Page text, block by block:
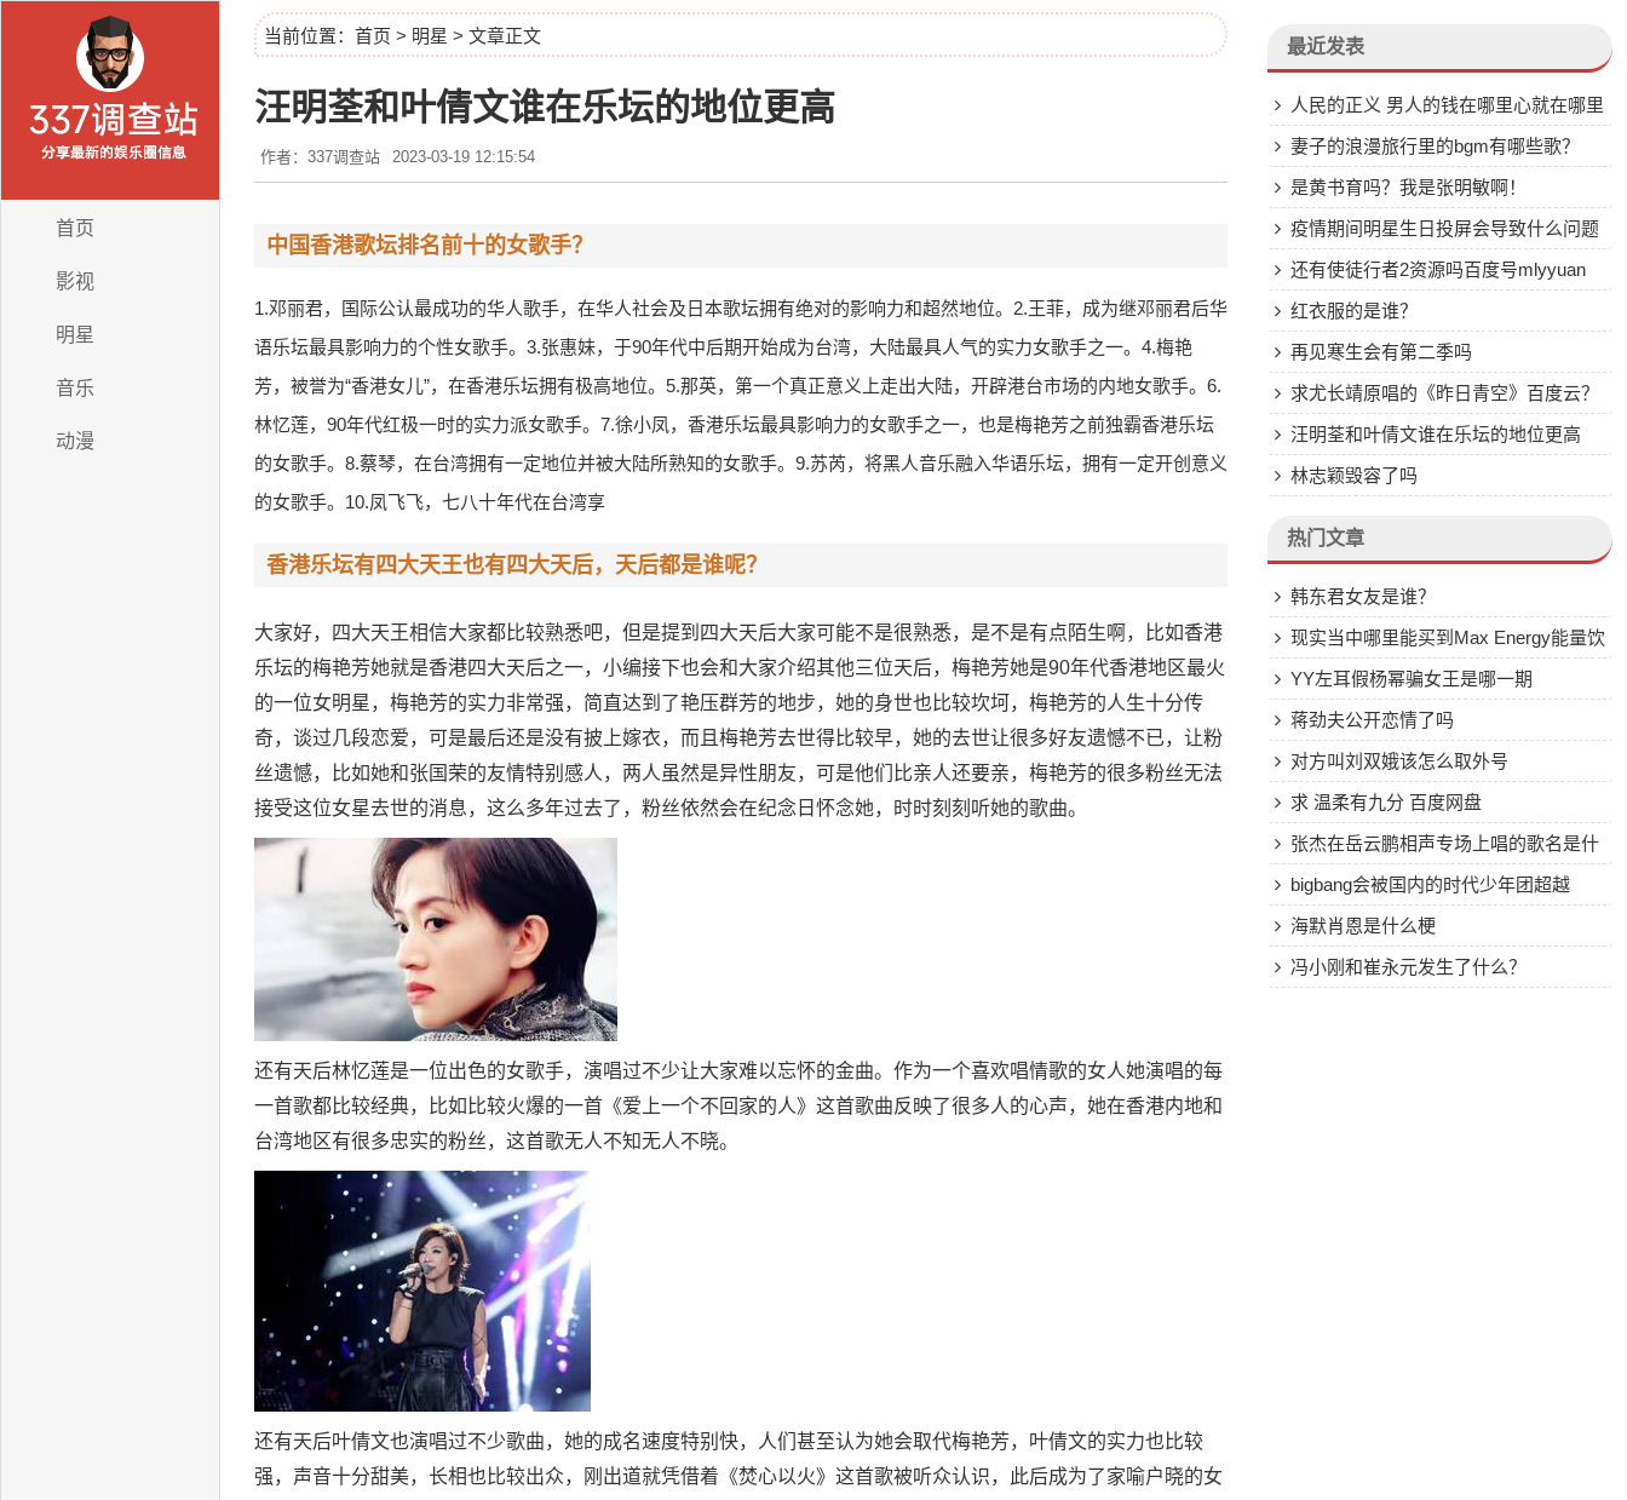
首页
影视
明星
音乐
动漫
当前位置： 首页 > 明星 > 文章正文
汪明荃和叶倩文谁在乐坛的地位更高
作者：337调查站 2023-03-19 12:15:54
中国香港歌坛排名前十的女歌手？
1.邓丽君，国际公认最成功的华人歌手，在华人社会及日本歌坛拥有绝对的影响力和超然地位。2.王菲，成为继邓丽君后华
语乐坛最具影响力的个性女歌手。3.张惠妹，于90年代中后期开始成为台湾，大陆最具人气的实力女歌手之一。4.梅艳
芳，被誉为“香港女儿”，在香港乐坛拥有极高地位。5.那英，第一个真正意义上走出大陆，开辟港台市场的内地女歌手。6.
林忆莲，90年代红极一时的实力派女歌手。7.徐小凤，香港乐坛最具影响力的女歌手之一，也是梅艳芳之前独霸香港乐坛
的女歌手。8.蔡琴，在台湾拥有一定地位并被大陆所熟知的女歌手。9.苏芮，将黑人音乐融入华语乐坛，拥有一定开创意义
的女歌手。10.凤飞飞，七八十年代在台湾享
香港乐坛有四大天王也有四大天后，天后都是谁呢？
大家好，四大天王相信大家都比较熟悉吧，但是提到四大天后大家可能不是很熟悉，是不是有点陌生啊，比如香港
乐坛的梅艳芳她就是香港四大天后之一，小编接下也会和大家介绍其他三位天后，梅艳芳她是90年代香港地区最火
的一位女明星，梅艳芳的实力非常强，简直达到了艳压群芳的地步，她的身世也比较坎坷，梅艳芳的人生十分传
奇，谈过几段恋爱，可是最后还是没有披上嫁衣，而且梅艳芳去世得比较早，她的去世让很多好友遗憾不已，让粉
丝遗憾，比如她和张国荣的友情特别感人，两人虽然是异性朋友，可是他们比亲人还要亲，梅艳芳的很多粉丝无法
接受这位女星去世的消息，这么多年过去了，粉丝依然会在纪念日怀念她，时时刻刻听她的歌曲。
还有天后林忆莲是一位出色的女歌手，演唱过不少让大家难以忘怀的金曲。作为一个喜欢唱情歌的女人她演唱的每
一首歌都比较经典，比如比较火爆的一首《爱上一个不回家的人》这首歌曲反映了很多人的心声，她在香港内地和
台湾地区有很多忠实的粉丝，这首歌无人不知无人不晓。
还有天后叶倩文也演唱过不少歌曲，她的成名速度特别快，人们甚至认为她会取代梅艳芳，叶倩文的实力也比较
强，声音十分甜美，长相也比较出众，刚出道就凭借着《焚心以火》这首歌被听众认识，此后成为了家喻户晓的女
最近发表
人民的正义 男人的钱在哪里心就在哪里
这句话出自哪一集？
妻子的浪漫旅行里的bgm有哪些歌？
是黄书育吗？我是张明敏啊！
疫情期间明星生日投屏会导致什么问题
还有使徒行者2资源吗百度号mlyyuan
红衣服的是谁？
再见寒生会有第二季吗
求尤长靖原唱的《昨日青空》百度云？
汪明荃和叶倩文谁在乐坛的地位更高
林志颖毁容了吗
热门文章
韩东君女友是谁？
现实当中哪里能买到Max Energy能量饮
料？YY左耳假杨幂骗女王是哪一期
蒋劲夫公开恋情了吗
对方叫刘双娥该怎么取外号
求 温柔有九分 百度网盘
张杰在岳云鹏相声专场上唱的歌名是什
么？最后一首的
bigbang会被国内的时代少年团超越
吗？海默肖恩是什么梗
冯小刚和崔永元发生了什么？